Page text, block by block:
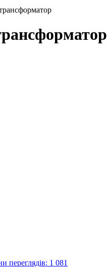
переглядів: 1 081